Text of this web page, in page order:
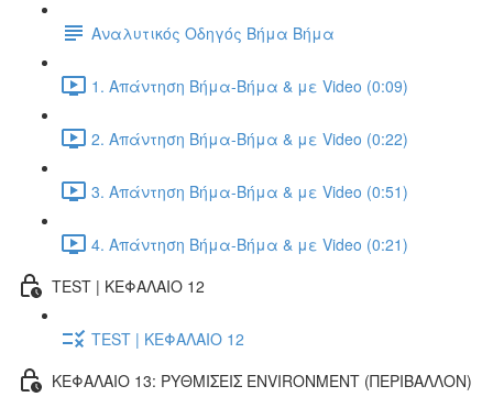
Αναλυτικός Οδηγός Βήμα Βήμα
1. Απάντηση Βήμα-Βήμα & με Video (0:09)
2. Απάντηση Βήμα-Βήμα & με Video (0:22)
3. Απάντηση Βήμα-Βήμα & με Video (0:51)
4. Απάντηση Βήμα-Βήμα & με Video (0:21)
TEST | ΚΕΦΑΛΑΙΟ 12
TEST | ΚΕΦΑΛΑΙΟ 12
ΚΕΦΑΛΑΙΟ 13: ΡΥΘΜΙΣΕΙΣ ENVIRONMENT (ΠΕΡΙΒΑΛΛΟΝ)